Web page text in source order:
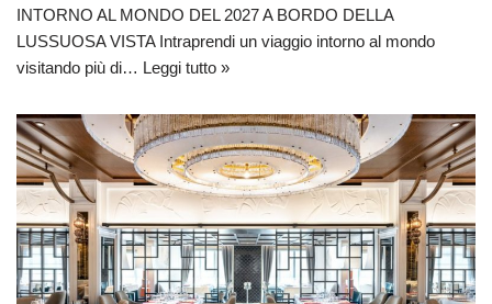
INTORNO AL MONDO DEL 2027 A BORDO DELLA
LUSSUOSA VISTA Intraprendi un viaggio intorno al mondo
visitando più di… Leggi tutto »